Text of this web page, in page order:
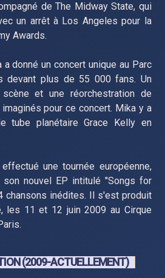
de The Midway State, qui
un arrêt à Los Angeles pour la
Awards.
donné un concert unique au Parc
devant plus de 55 000 fans. Un
et une réorchestration de
pour ce concert. Mika y a
tube planétaire Grace Kelly en
une tournée européenne,
nouvel EP intitulé "Songs for
chansons inédites. Il s'est produit
les 11 et 12 juin 2009 au Cirque
(2009-ACTUELLEMENT)